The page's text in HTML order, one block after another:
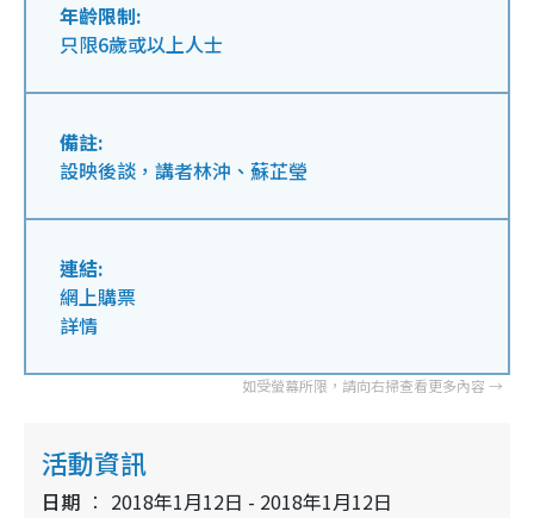
年齡限制:
只限6歲或以上人士
備註:
設映後談，講者林沖、蘇芷瑩
連結:
網上購票
詳情
活動資訊
日期
2018年1月12日 - 2018年1月12日